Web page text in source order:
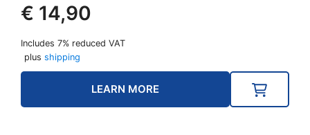
€ 14,90
Includes 7% reduced VAT
plus shipping
LEARN MORE